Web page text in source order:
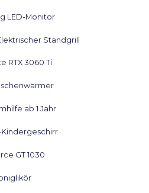
LED-Monitor
Standgrill
RTX 3060 Ti
ab 1 Jahr
GT 1030